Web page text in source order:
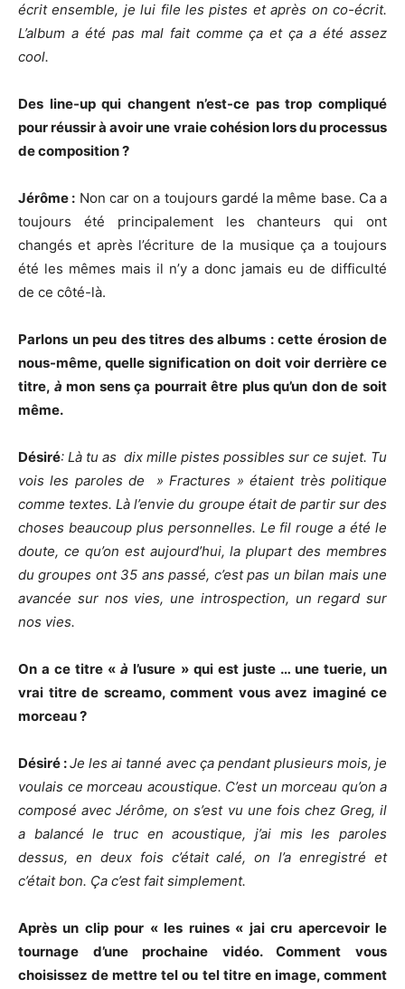
écrit ensemble, je lui file les pistes et après on co-écrit.
L’album a été pas mal fait comme ça et ça a été assez
cool.
Des line-up qui changent n’est-ce pas trop compliqué
pour réussir à avoir une vraie cohésion lors du processus
de composition ?
Jérôme : Non car on a toujours gardé la même base. Ca a
toujours été principalement les chanteurs qui ont
changés et après l’écriture de la musique ça a toujours
été les mêmes mais il n’y a donc jamais eu de difficulté
de ce côté-là.
Parlons un peu des titres des albums : cette érosion de
nous-même, quelle signification on doit voir derrière ce
titre, à mon sens ça pourrait être plus qu’un don de soit
même.
Désiré: Là tu as dix mille pistes possibles sur ce sujet. Tu
vois les paroles de » Fractures » étaient très politique
comme textes. Là l’envie du groupe était de partir sur des
choses beaucoup plus personnelles. Le fil rouge a été le
doute, ce qu’on est aujourd’hui, la plupart des membres
du groupes ont 35 ans passé, c’est pas un bilan mais une
avancée sur nos vies, une introspection, un regard sur
nos vies.
On a ce titre «à l’usure » qui est juste … une tuerie, un
vrai titre de screamo, comment vous avez imaginé ce
morceau ?
Désiré :Je les ai tanné avec ça pendant plusieurs mois, je
voulais ce morceau acoustique. C’est un morceau qu’on a
composé avec Jérôme, on s’est vu une fois chez Greg, il
a balancé le truc en acoustique, j’ai mis les paroles
dessus, en deux fois c’était calé, on l’a enregistré et
c’était bon. Ça c’est fait simplement.
Après un clip pour « les ruines « jai cru apercevoir le
tournage d’une prochaine vidéo. Comment vous
choisissez de mettre tel ou tel titre en image, comment